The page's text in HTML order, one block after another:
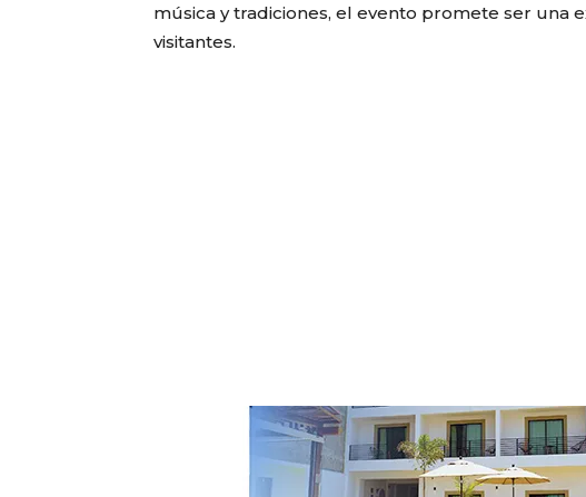
música y tradiciones, el evento promete ser una
visitantes.